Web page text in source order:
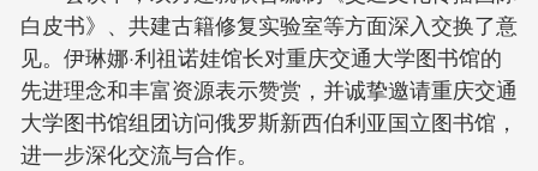
白皮书》、共建古籍修复实验室等方面深入交换了意
见。伊琳娜·利祖诺娃馆长对重庆交通大学图书馆的
先进理念和丰富资源表示赞赏，并诚挚邀请重庆交通
大学图书馆组团访问俄罗斯新西伯利亚国立图书馆，
进一步深化交流与合作。